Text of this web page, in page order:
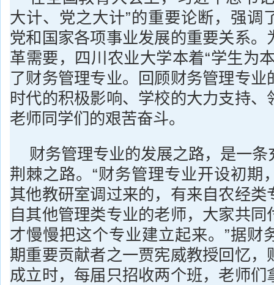
大计、党之大计”的重要论断，强调
党和国家各项事业发展的重要关系。
革需要，四川农业大学本着“学生为
了财务管理专业。回顾财务管理专业
时代的积极影响、学校的大力支持、
老师同学们的艰苦奋斗。
财务管理专业的发展之路，是一
荆棘之路。“财务管理专业开设初期
其他教研室调过来的，有来自农经类
自其他管理类专业的老师，大家共同
才慢慢把这个专业建立起来。”据财
期重要贡献者之一贾宪威教授回忆，
成立时，每届只招收两个班，老师们